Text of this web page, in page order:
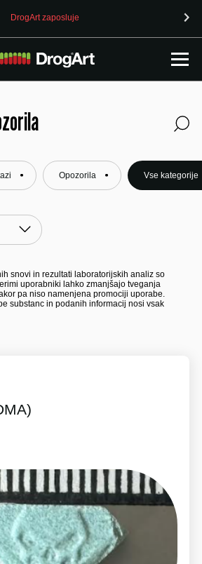
(24.7.2026): 4-CMC prodan kot MDMA v
Opozorila Vse kategorije
snovi in rezultati laboratorijskih analiz so
uporabniki lahko zmanjšajo tveganja
pa niso namenjena promociji uporabe.
substanc in podanih informacij nosi vsak